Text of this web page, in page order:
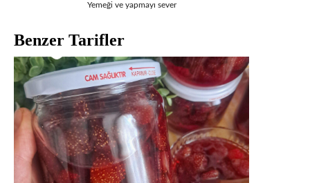
Yemeği ve yapmayı sever
Benzer Tarifler